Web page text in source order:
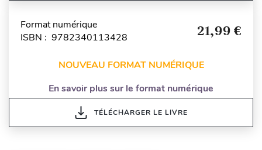
Format numérique
ISBN : 9782340113428
21,99 €
NOUVEAU FORMAT NUMÉRIQUE
En savoir plus sur le format numérique
TÉLÉCHARGER LE LIVRE